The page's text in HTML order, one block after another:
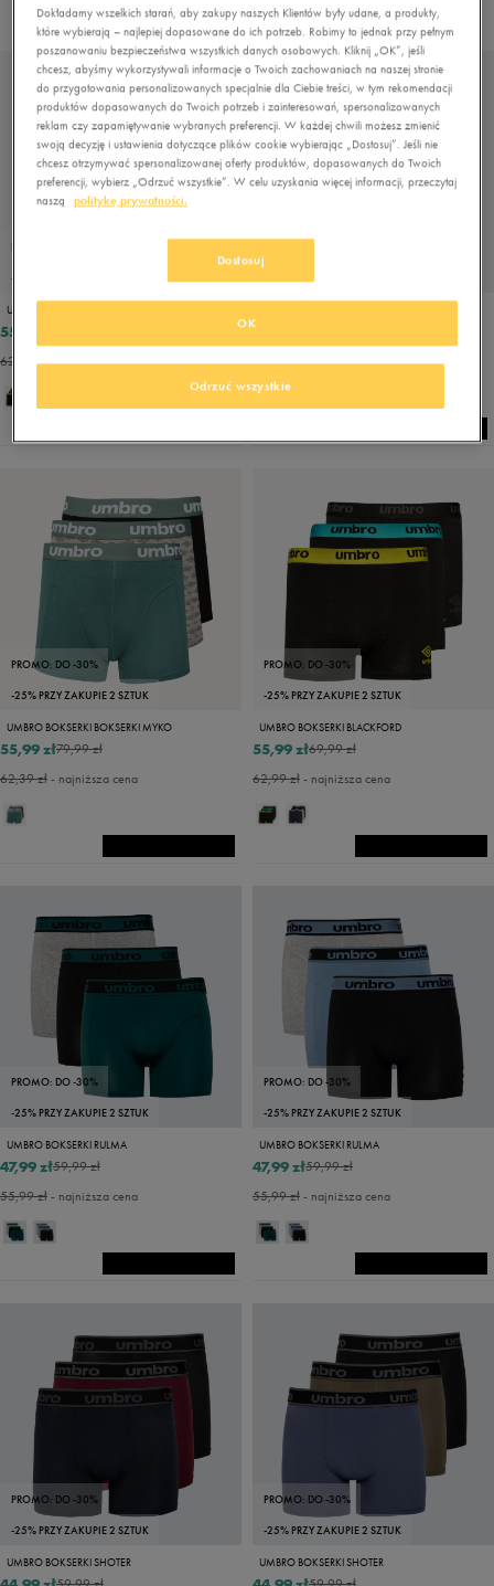
PROMO: DO -30%
-25% PRZY ZAKUPIE 2 SZTUK
UMBRO BOKSERKI BLACKFORD
55,99 zł
62,99 zł- najniższa cena
63,99 zł
66,39 zł- najniższa cena
PROMO: DO -30%
-25% PRZY ZAKUPIE 2 SZTUK
UMBRO BOKSERKI BOKSERKI MYKO
79,99 zł
55,99 zł
62,39 zł- najniższa cena
PROMO: DO -30%
-25% PRZY ZAKUPIE 2 SZTUK
UMBRO BOKSERKI BLACKFORD
69,99 zł
55,99 zł
62,99 zł- najniższa cena
PROMO: DO -30%
-25% PRZY ZAKUPIE 2 SZTUK
UMBRO BOKSERKI RULMA
59,99 zł
47,99 zł
55,99 zł- najniższa cena
PROMO: DO -30%
-25% PRZY ZAKUPIE 2 SZTUK
UMBRO BOKSERKI RULMA
59,99 zł
47,99 zł
55,99 zł- najniższa cena
PROMO: DO -30%
-25% PRZY ZAKUPIE 2 SZTUK
UMBRO BOKSERKI SHOTER
PROMO: DO -30%
-25% PRZY ZAKUPIE 2 SZTUK
UMBRO BOKSERKI SHOTER
Dokładamy wszelkich starań, aby zakupy naszych Klientów były udane, a produkty,
które wybierają – najlepiej dopasowane do ich potrzeb. Robimy to jednak przy pełnym
poszanowaniu bezpieczeństwa wszystkich danych osobowych. Kliknij „OK”, jeśli
chcesz, abyśmy wykorzystywali informacje o Twoich zachowaniach na naszej stronie
do przygotowania personalizowanych specjalnie dla Ciebie treści, w tym rekomendacji
produktów dopasowanych do Twoich potrzeb i zainteresowań, spersonalizowanych
reklam czy zapamiętywanie wybranych preferencji. W każdej chwili możesz zmienić
swoją decyzję i ustawienia dotyczące plików cookie wybierając „Dostosuj”. Jeśli nie
chcesz otrzymywać spersonalizowanej oferty produktów, dopasowanych do Twoich
preferencji, wybierz „Odrzuć wszystkie”. W celu uzyskania więcej informacji, przeczytaj
naszą
politykę prywatności.
Dostosuj
Odrzuć wszystkie
OK